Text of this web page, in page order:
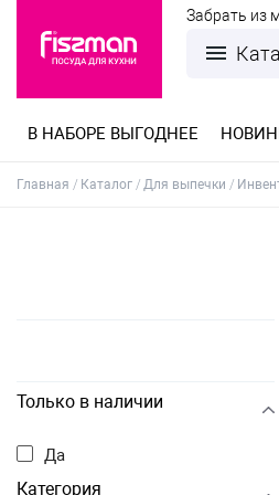
Забрать из
В НАБОРЕ ВЫГОДНЕЕ
Главная Каталог Для выпечки
Только в наличии
Да
Категория